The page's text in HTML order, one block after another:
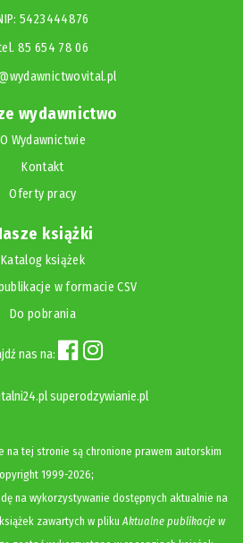
5423444876
85 654 78 06
wydawnictwo
O Wydawnictwie
Kontakt
Oferty pracy
książki
Katalog książek
w formacie CSV
Do pobrania
nas na:
superodzywianie.pl
na tej stronie są chronione prawem autorskim
1999-2026;
na wykorzystywanie dostępnych aktualnie na
zawartych w pliku Aktualne publikacje w